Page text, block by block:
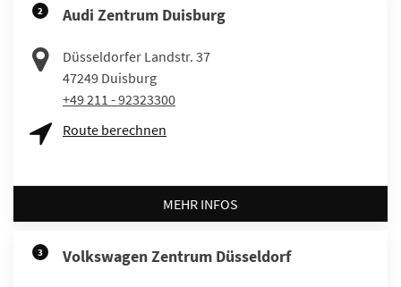
2 Audi Zentrum Duisburg
Düsseldorfer Landstr. 37
47249 Duisburg
+49 211 - 92323300
Route berechnen
MEHR INFOS
3 Volkswagen Zentrum Düsseldorf